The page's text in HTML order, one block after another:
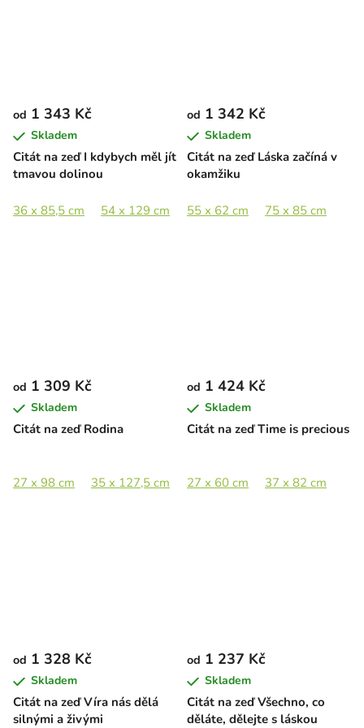
Citát na zeď I kdybych měl jít
tmavou dolinou
od 1 343 Kč
Skladem
36 x 85,5 cm 54 x 129 cm
Citát na zeď Láska začíná v
okamžiku
od 1 342 Kč
Skladem
55 x 62 cm 75 x 85 cm
Citát na zeď Rodina
od 1 309 Kč
Skladem
27 x 98 cm 35 x 127,5 cm
Citát na zeď Time is precious
od 1 424 Kč
Skladem
27 x 60 cm 37 x 82 cm
Citát na zeď Víra nás dělá
silnými a živými
od 1 328 Kč
Skladem
Citát na zeď Všechno, co
děláte, dělejte s láskou
od 1 237 Kč
Skladem